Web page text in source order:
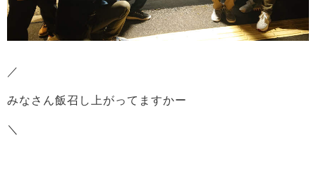
／
みなさん飯召し上がってますかー
＼